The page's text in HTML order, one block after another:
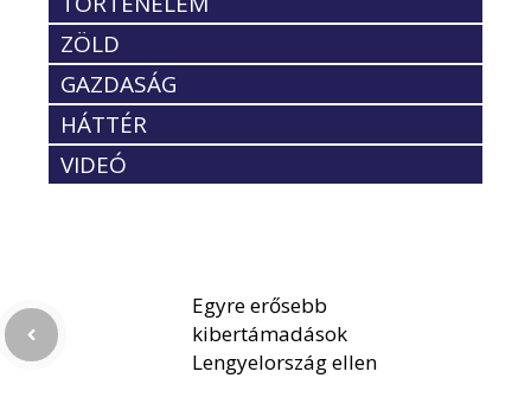
ZÖLD
GAZDASÁG
HÁTTÉR
VIDEÓ
Egyre erősebb
kibertámadások
Lengyelország ellen